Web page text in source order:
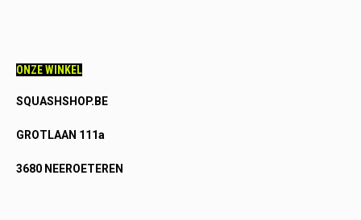
ONZE WINKEL
SQUASHSHOP.BE
GROTLAAN 111a
3680 NEEROETEREN